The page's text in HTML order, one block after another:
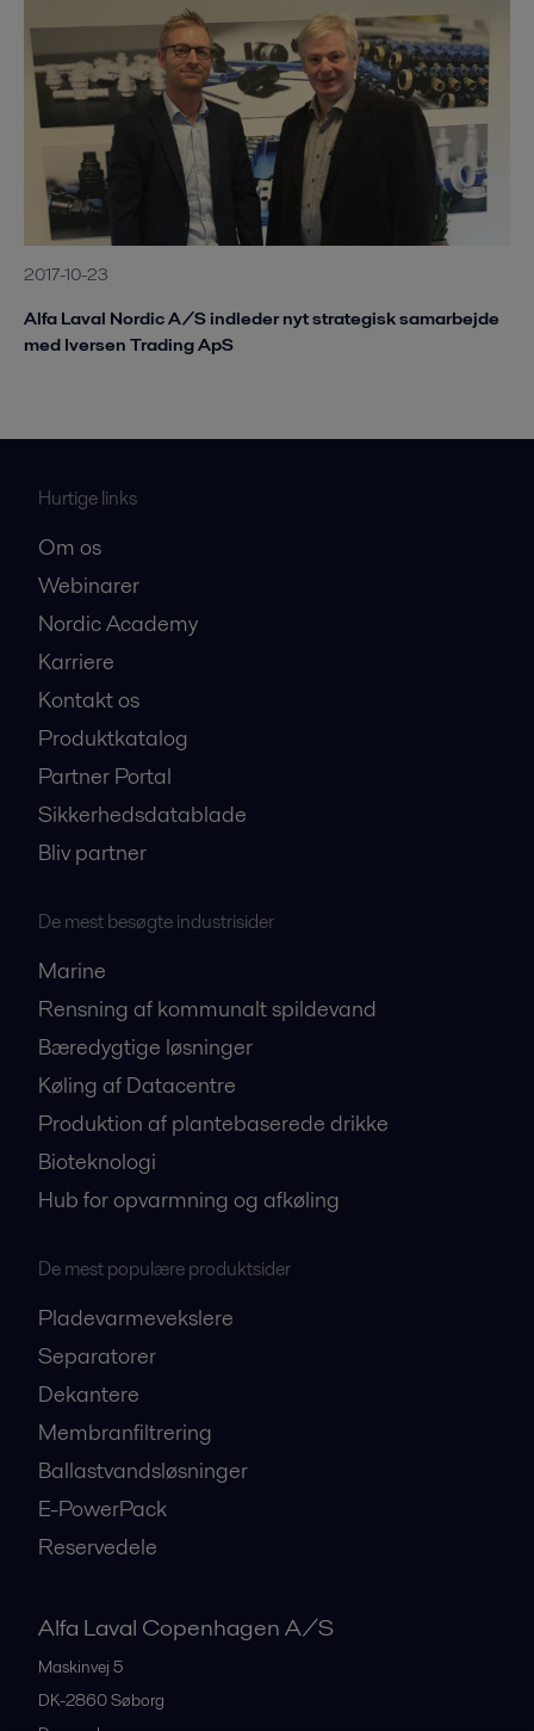
2017-10-23
Alfa Laval Nordic A/S indleder nyt strategisk samarbejde
med Iversen Trading ApS
Hurtige links
Om os
Webinarer
Nordic Academy
Karriere
Kontakt os
Produktkatalog
Partner Portal
Sikkerhedsdatablade
Bliv partner
De mest besøgte industrisider
Marine
Rensning af kommunalt spildevand
Bæredygtige løsninger
Køling af Datacentre
Produktion af plantebaserede drikke
Bioteknologi
Hub for opvarmning og afkøling
De mest populære produktsider
Pladevarmevekslere
Separatorer
Dekantere
Membranfiltrering
Ballastvandsløsninger
E-PowerPack
Reservedele
Alfa Laval Copenhagen A/S
Maskinvej 5
DK-2860Søborg